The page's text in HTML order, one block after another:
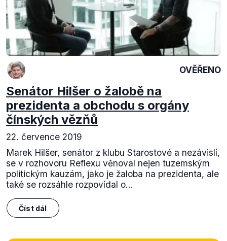
OVĚŘENO
Senátor Hilšer o žalobě na
prezidenta a obchodu s orgány
čínských vězňů
22. července 2019
Marek Hilšer, senátor z klubu Starostové a nezávislí,
se v rozhovoru Reflexu věnoval nejen tuzemským
politickým kauzám, jako je žaloba na prezidenta, ale
také se rozsáhle rozpovídal o...
Číst dál